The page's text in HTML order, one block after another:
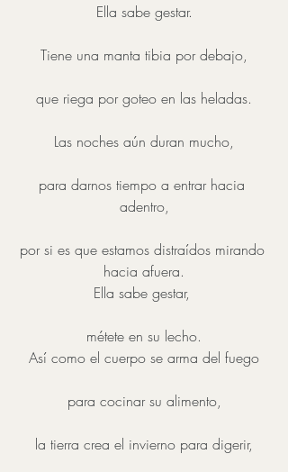
Ella sabe gestar.
Tiene una manta tibia por debajo,
que riega por goteo en las heladas.
Las noches aún duran mucho,
para darnos tiempo a entrar hacia
adentro,
por si es que estamos distraídos mirando
hacia afuera.
Ella sabe gestar,
métete en su lecho.
Así como el cuerpo se arma del fuego
para cocinar su alimento,
la tierra crea el invierno para digerir,